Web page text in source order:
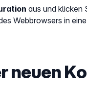
aus und klicken
Webbrowsers in
neuen